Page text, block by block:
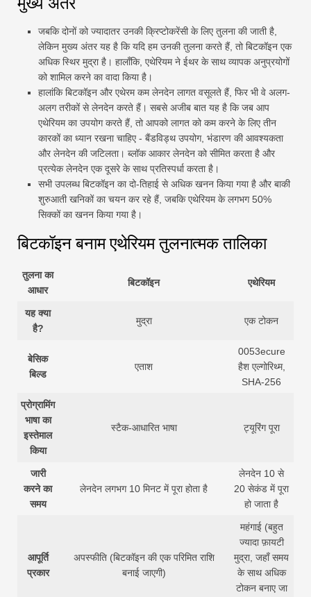
जबकि दोनों को ज्यादातर उनकी क्रिप्टोकरेंसी के लिए तुलना की जाती है,
लेकिन मुख्य अंतर यह है कि यदि हम उनकी तुलना करते हैं, तो बिटकॉइन एक
अधिक स्थिर मुद्रा है। हालाँकि, एथेरियम ने ईथर के साथ व्यापक अनुप्रयोगों
को शामिल करने का वादा किया है।
हालांकि बिटकॉइन और एथेरम कम लेनदेन लागत वसूलते हैं, फिर भी वे अलग-
अलग तरीकों से लेनदेन करते हैं। सबसे अजीब बात यह है कि जब आप
एथेरियम का उपयोग करते हैं, तो आपको लागत को कम करने के लिए तीन
कारकों का ध्यान रखना चाहिए - बैंडविड्थ उपयोग, भंडारण की आवश्यकता
और लेनदेन की जटिलता। ब्लॉक आकार लेनदेन को सीमित करता है और
प्रत्येक लेनदेन एक दूसरे के साथ प्रतिस्पर्धा करता है।
सभी उपलब्ध बिटकॉइन का दो-तिहाई से अधिक खनन किया गया है और बाकी
शुरुआती खनिकों का चयन कर रहे हैं, जबकि एथेरियम के लगभग 50%
सिक्कों का खनन किया गया है।
बिटकॉइन बनाम एथेरियम तुलनात्मक तालिका
तुलना का
आधार
बिटकॉइन एथेरियम
यह क्या
है?
मुद्रा एक टोकन
बेसिक
बिल्ड
एताश
0053ecure
हैश एल्गोरिथ्म,
SHA-256
प्रोग्रामिंग
भाषा का
इस्तेमाल
किया
स्टैक-आधारित भाषा ट्यूरिंग पूरा
जारी
करने का
समय
लेनदेन लगभग 10 मिनट में पूरा होता है
लेनदेन 10 से
20 सेकंड में पूरा
हो जाता है
आपूर्ति
प्रकार
अपस्फीति (बिटकॉइन की एक परिमित राशि
बनाई जाएगी)
महंगाई (बहुत
ज्यादा फ़ायटी
मुद्रा, जहाँ समय
के साथ अधिक
टोकन बनाए जा